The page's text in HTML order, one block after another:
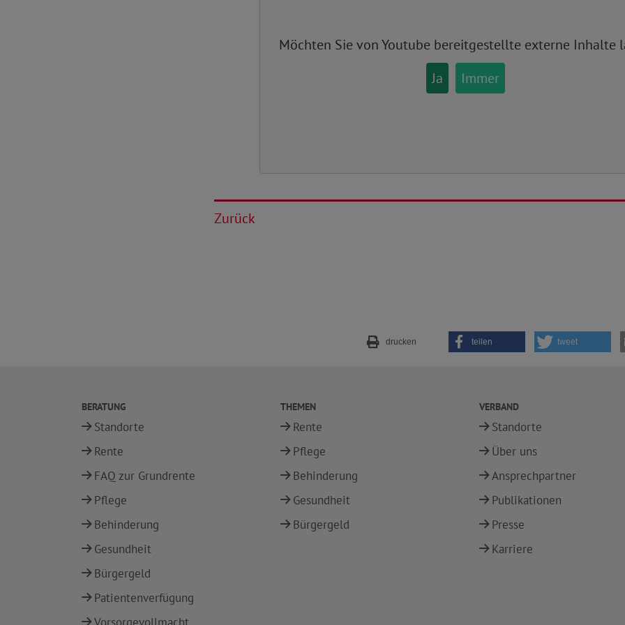
Möchten Sie vonYoutube bereitgestellte externe Inhalte
Ja
Immer
Zurück
drucken teilen tweet
BERATUNG
Standorte
Rente
FAQ zur Grundrente
Pflege
Behinderung
Gesundheit
Bürgergeld
Patientenverfügung
Vorsorgevollmacht
THEMEN
Rente
Pflege
Behinderung
Gesundheit
Bürgergeld
VERBAND
Standorte
Über uns
Ansprechpartner
Publikationen
Presse
Karriere